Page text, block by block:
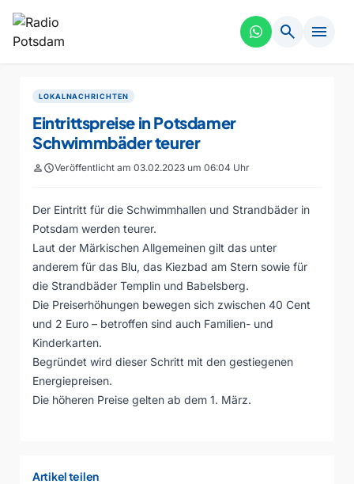
search menu
LOKALNACHRICHTEN
Eintrittspreise in Potsdamer
Schwimmbäder teurer
personscheduleVeröffentlicht am 03.02.2023 um 06:04 Uhr
Der Eintritt für die Schwimmhallen und Strandbäder in
Potsdam werden teurer.
Laut der Märkischen Allgemeinen gilt das unter
anderem für das Blu, das Kiezbad am Stern sowie für
die Strandbäder Templin und Babelsberg.
Die Preiserhöhungen bewegen sich zwischen 40 Cent
und 2 Euro – betroffen sind auch Familien- und
Kinderkarten.
Begründet wird dieser Schritt mit den gestiegenen
Energiepreisen.
Die höheren Preise gelten ab dem 1. März.
Artikel teilen